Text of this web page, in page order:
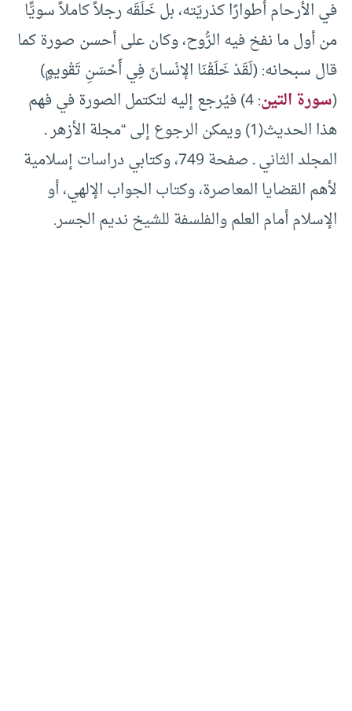
في الأرحام أطوارًا كذريّته، بل خَلَقَه رجلاً كاملاً سويًّا
من أول ما نفخ فيه الرُّوح، وكان على أحسن صورة كما
قال سبحانه: (لَقَدْ خَلَقْنَا الإنْسانَ فِي أَحْسَنِ تَقْويمٍ)
(سورة التين : 4) فيُرجع إليه لتكتمل الصورة في فهم
هذا الحديث(1) ويمكن الرجوع إلى “مجلة الأزهر ـ
المجلد الثاني ـ صفحة 749، وكتابي دراسات إسلامية
لأهم القضايا المعاصرة، وكتاب الجواب الإلهي، أو
الإسلام أمام العلم والفلسفة للشيخ نديم الجسر.